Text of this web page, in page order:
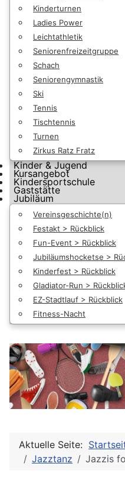
Kinderturnen
Ladies Power
Leichtathletik
Seniorenfreizeitgruppe
Schach
Seniorengymnastik
Ski
Tennis
Tischtennis
Turnen
Zirkus Ratz Fratz
Kinder & Jugend
Kursangebot
Kindersportschule
Gaststätte
Jubiläum
Vereinsgeschichte(n)
Festakt > Rückblick
Fun-Event > Rückblick
Jubiläumshocketse >
Kinderfest > Rückblick
Gladiator-Run >
EZ-Stadtlauf > Rückblick
Fitness-Nacht
Aktuelle Seite:
Jazztanz
Jazzis